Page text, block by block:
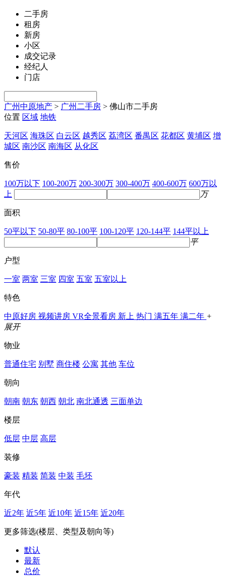
二手房
租房
新房
小区
成交记录
经纪人
门店
广州中原地产 > 广州二手房 > 佛山市二手房
位置 区域 地铁
天河区 海珠区 白云区 越秀区 荔湾区 番禺区 花都区 黄埔区 增
城区 南沙区 南海区 从化区
售价
100万以下 100-200万 200-300万 300-400万 400-600万 600万以
上
万
面积
50平以下 50-80平 80-100平 100-120平 120-144平 144平以上
平
户型
一室 两室 三室 四室 五室 五室以上
特色
中原好房 视频讲房 VR全景看房 新上 热门 满五年 满二年 +
展开
物业
普通住宅 别墅 商住楼 公寓 其他 车位
朝向
朝南 朝东 朝西 朝北 南北通透 三面单边
楼层
低层 中层 高层
装修
豪装 精装 简装 中装 毛坯
年代
近2年 近5年 近10年 近15年 近20年
更多筛选(楼层、类型及朝向等)
默认
最新
总价